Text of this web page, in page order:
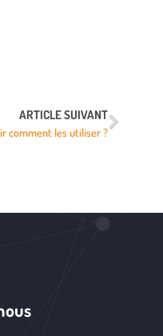
ARTICLE SUIVANT
comment les utiliser ?